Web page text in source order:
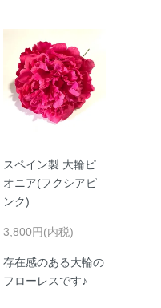
スペイン製 大輪ピ
オニア(フクシアピ
ンク)
3,800円(内税)
存在感のある大輪の
フローレスです♪